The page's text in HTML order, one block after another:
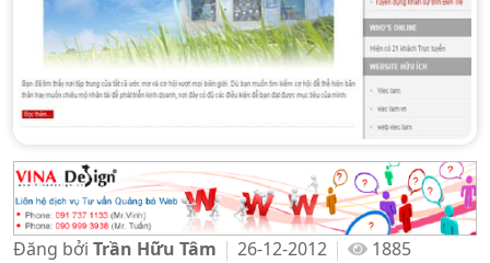
Đăng bởi Trần Hữu Tâm 26-12-2012 1885